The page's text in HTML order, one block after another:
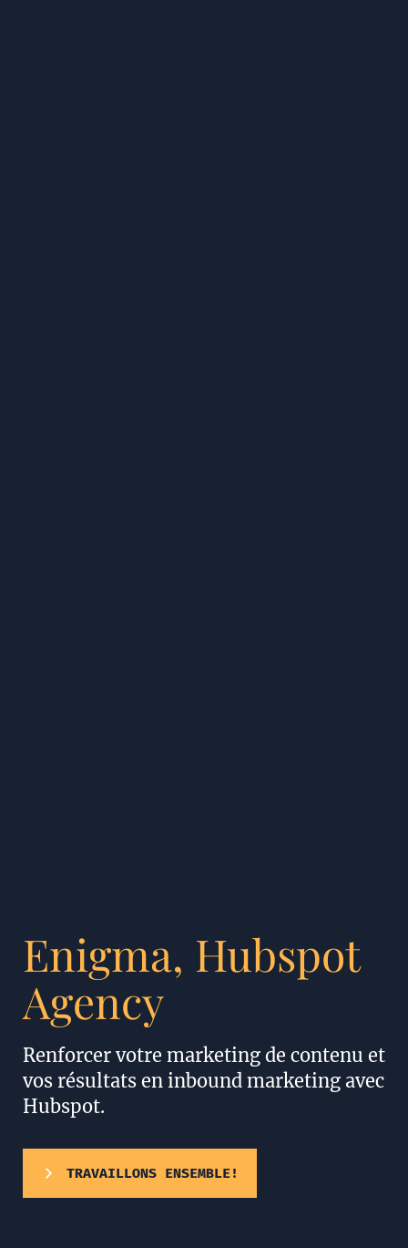
Enigma, Hubspot
Agency
Renforcer votre marketing de contenu et
vos résultats en inbound marketing avec
Hubspot.
TRAVAILLONS ENSEMBLE!